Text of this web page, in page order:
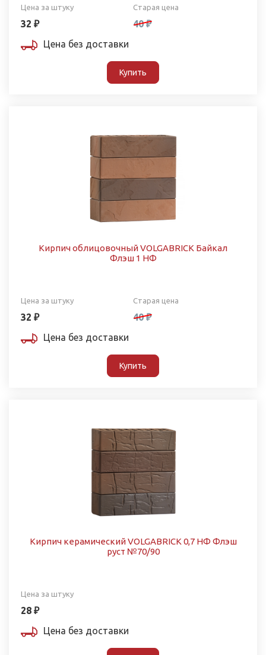
Цена за штуку
32 ₽
Старая цена
40 ₽
Цена без доставки
Купить
Кирпич облицовочный VOLGABRICK Байкал
Флэш 1 НФ
Цена за штуку
32 ₽
Старая цена
40 ₽
Цена без доставки
Купить
Кирпич керамический VOLGABRICK 0,7 НФ Флэш
руст №70/90
Цена за штуку
28 ₽
Цена без доставки